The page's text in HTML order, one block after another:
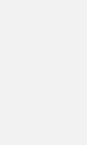
Wegbereiter für